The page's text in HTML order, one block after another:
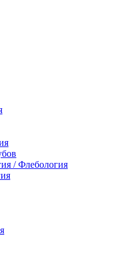
/ Флебология